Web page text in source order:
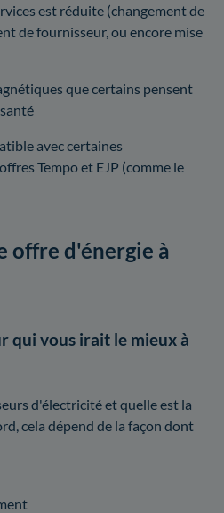
est réduite (changement de
de fournisseur, ou encore mise
que certains pensent
avec certaines
Tempo et EJP (comme le
offre d'énergie à
qui vous irait le mieux à
d'électricité et quelle est la
cela dépend de la façon dont